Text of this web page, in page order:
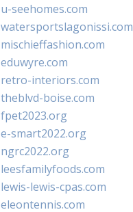
u-seehomes.com
watersportslagonissi.com
mischieffashion.com
eduwyre.com
retro-interiors.com
theblvd-boise.com
fpet2023.org
e-smart2022.org
ngrc2022.org
leesfamilyfoods.com
lewis-lewis-cpas.com
eleontennis.com